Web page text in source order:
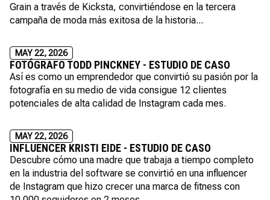
Grain a través de Kicksta, convirtiéndose en la tercera
campaña de moda más exitosa de la historia...
MAY 22, 2026
FOTÓGRAFO TODD PINCKNEY - ESTUDIO DE CASO
Así es como un emprendedor que convirtió su pasión por la
fotografía en su medio de vida consigue 12 clientes
potenciales de alta calidad de Instagram cada mes.
MAY 22, 2026
INFLUENCER KRISTI EIDE - ESTUDIO DE CASO
Descubre cómo una madre que trabaja a tiempo completo
en la industria del software se convirtió en una influencer
de Instagram que hizo crecer una marca de fitness con